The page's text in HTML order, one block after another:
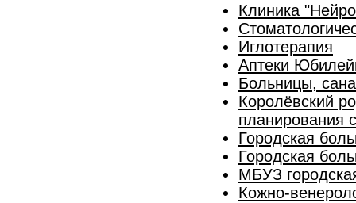
Клиника
Иглотерапия
Аптеки
Больницы,
Королёвский
планирования
Городская
Городская
МБУЗ
Кожно-